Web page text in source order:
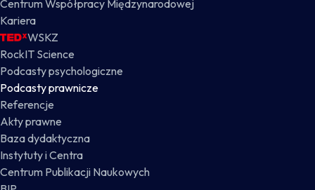
Centrum Współpracy Międzynarodowej
Kariera
WSKZ
RockIT Science
Podcasty psychologiczne
Podcasty prawnicze
Referencje
Akty prawne
Baza dydaktyczna
Instytuty i Centra
Centrum Publikacji Naukowych